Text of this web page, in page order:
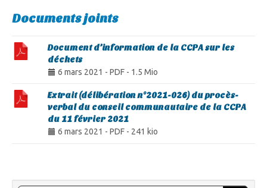
Documents joints
Document d’information de la CCPA sur les
déchets
6 mars 2021 - PDF - 1.5 Mio
Extrait (délibération n°2021-026) du procès-
verbal du conseil communautaire de la CCPA
du 11 février 2021
6 mars 2021 - PDF - 241 kio